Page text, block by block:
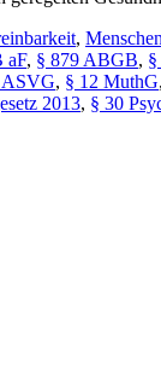
,
aF, § 879 ABGB,
ASVG, § 12 MuthG,
2013, § 30